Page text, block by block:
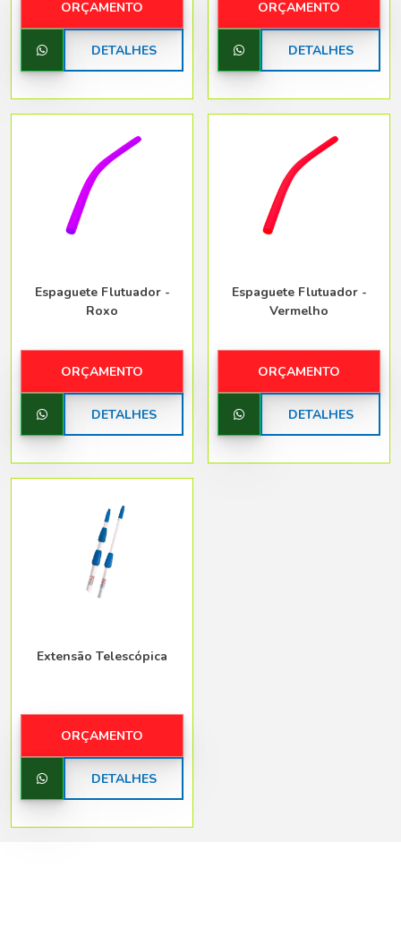
ORÇAMENTO
DETALHES
ORÇAMENTO
DETALHES
Espaguete Flutuador -
Roxo
ORÇAMENTO
DETALHES
Espaguete Flutuador -
Vermelho
ORÇAMENTO
DETALHES
Extensão Telescópica
ORÇAMENTO
DETALHES